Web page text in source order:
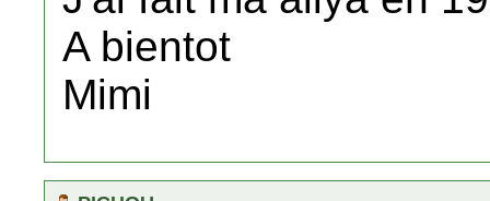
A bientot
Mimi